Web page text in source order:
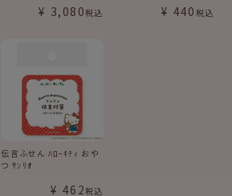
¥ 3,080税込 ¥ 440 税込
伝言ふせん ﾊﾛｰｷﾃｨ おや
つ ｻﾝﾘｵ
¥ 462税込